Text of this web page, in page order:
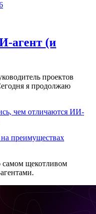
(и
проектов
я продолжаю
чем отличаются ИИ-
преимуществах
самом щекотливом